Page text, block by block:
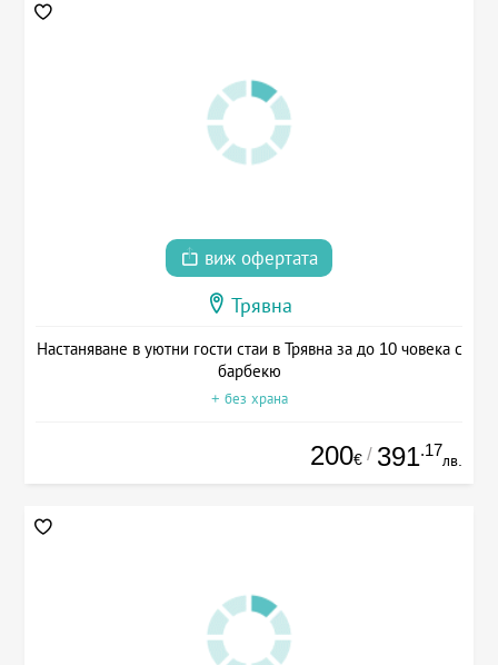
виж офертата
Трявна
Настаняване в уютни гости стаи в Трявна за до 10 човека с
барбекю
+ без храна
200€ / 391.17
лв.